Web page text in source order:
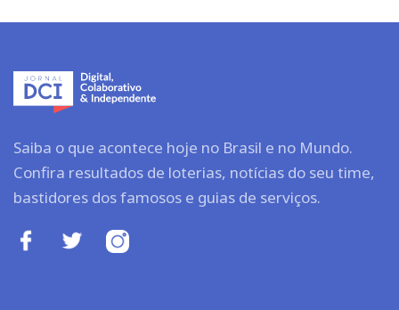
Saiba o que acontece hoje no Brasil e no Mundo.
Confira resultados de loterias, notícias do seu time,
bastidores dos famosos e guias de serviços.